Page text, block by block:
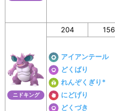
ニドキング
204 156
アイアンテール
どくばり
れんぞくぎり*
にどげり
どくづき